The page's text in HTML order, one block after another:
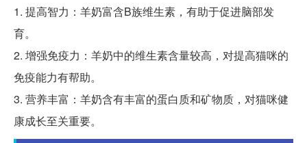
1. 提高智力：羊奶富含B族维生素，有助于促进脑部发
育。
2. 增强免疫力：羊奶中的维生素含量较高，对提高猫咪的
免疫能力有帮助。
3. 营养丰富：羊奶含有丰富的蛋白质和矿物质，对猫咪健
康成长至关重要。